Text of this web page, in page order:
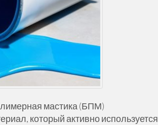
мастика (БПМ)
который активно используется